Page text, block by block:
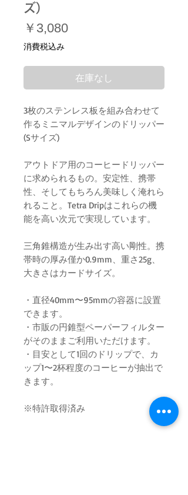
ズ)
￥3,080価
消費税込み
在庫なし
3枚のステンレス板を組み合わせて
作るミニマルデザインのドリッパー
(Sサイズ)
アウトドア用のコーヒードリッパー
に求められるもの。安定性、携帯
性、そしてもちろん美味しく淹れら
れること。Tetra Dripはこれらの機
能を高い次元で実現しています。
三角錐構造が生み出す高い剛性。携
帯時の厚み僅か0.9mm、重さ25g、
大きさはカードサイズ。
・直径40mm〜95mmの容器に設置
できます。
・市販の円錐型ペーパーフィルター
がそのままご利用いただけます。
・目安として1回のドリップで、カ
ップ1〜2杯程度のコーヒーが抽出で
きます。
※特許取得済み